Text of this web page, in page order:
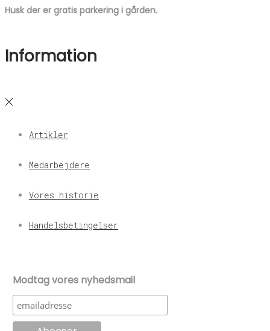
Husk der er gratis parkering i gården.
Information
Artikler
Medarbejdere
Vores historie
Handelsbetingelser
Modtag vores nyhedsmail